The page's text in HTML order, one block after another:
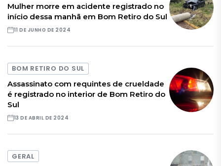
Mulher morre em acidente registrado no
início dessa manhã em Bom Retiro do Sul
11 DE JUNHO DE 2024
BOM RETIRO DO SUL
Assassinato com requintes de crueldade
é registrado no interior de Bom Retiro do
Sul
13 DE ABRIL DE 2024
GERAL